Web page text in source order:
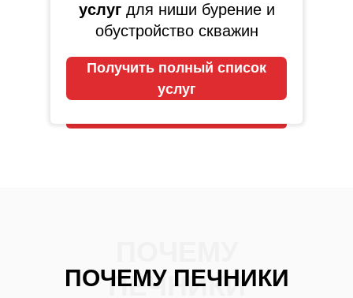
Получить полный список
услуг
услугдля ниши бурение и
обустройство скважин
ПЕЧНИКИ
ПОЧЕМУ ПЕЧНИКИ